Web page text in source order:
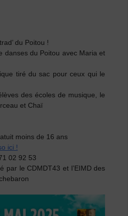
du Poitou !
danses du Poitou avec Maria et
tiré du sac pour ceux qui le
des écoles de musique, le
et Chaï
moins de 16 ans
ici !
02 92 53
par le CDMDT43 et l’EIMD des